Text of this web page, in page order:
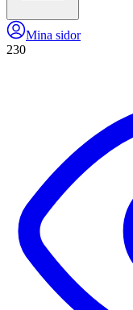
Mina sidor
230